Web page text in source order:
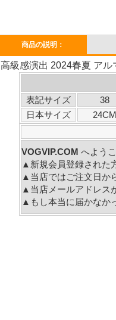
商品の説明：
高級感演出 2024春夏 ア
表記サイズ
38
日本サイズ
24CM
VOGVIP.COM へ
▲新規会員登録された
▲当店ではご注文日か
▲当店メールアドレス
▲もし本当に届かなか